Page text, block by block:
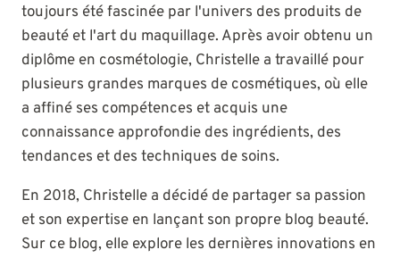
toujours été fascinée par l'univers des produits de
beauté et l'art du maquillage. Après avoir obtenu un
diplôme en cosmétologie, Christelle a travaillé pour
plusieurs grandes marques de cosmétiques, où elle
a affiné ses compétences et acquis une
connaissance approfondie des ingrédients, des
tendances et des techniques de soins.
En 2018, Christelle a décidé de partager sa passion
et son expertise en lançant son propre blog beauté.
Sur ce blog, elle explore les dernières innovations en